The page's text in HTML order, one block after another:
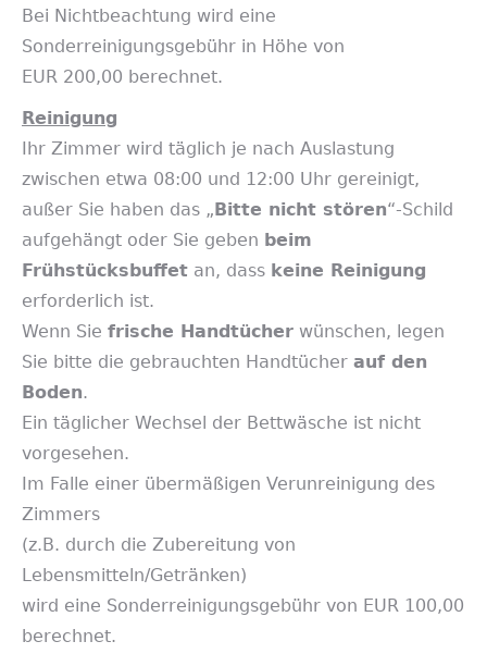
Bei Nichtbeachtung wird eine
Sonderreinigungsgebühr in Höhe von
EUR 200,00 berechnet.
Reinigung
Ihr Zimmer wird täglich je nach Auslastung
zwischen etwa 08:00 und 12:00 Uhr gereinigt,
außer Sie haben das „Bitte nicht stören“-Schild
aufgehängt oder Sie geben beim
Frühstücksbuffet an, dass keine Reinigung
erforderlich ist.
Wenn Sie frische Handtücher wünschen, legen
Sie bitte die gebrauchten Handtücher auf den
Boden.
Ein täglicher Wechsel der Bettwäsche ist nicht
vorgesehen.
Im Falle einer übermäßigen Verunreinigung des
Zimmers
(z.B. durch die Zubereitung von
Lebensmitteln/Getränken)
wird eine Sonderreinigungsgebühr von EUR 100,00
berechnet.